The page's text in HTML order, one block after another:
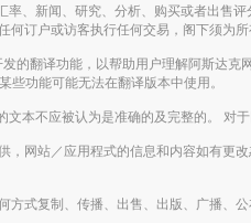
、新闻、研究、分析、购买或者出售
订户或访客执行任何交易，阁下须为
的翻译功能，以帮助用户理解阿斯达
功能可能无法在翻译版本中使用。
本不应被认为是准确的及完整的。 对
网站／应用程式的信息和内容如有
式复制、传播、出售、出版、广播、